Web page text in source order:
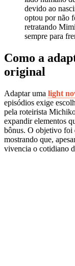
devido ao
optou por não
retratando
sempre para
Como a
original
Adaptar uma light
episódios exige
pela roteirista
expandir elementos
bônus. O objetivo foi
mostrando que,
vivencia o cotidiano